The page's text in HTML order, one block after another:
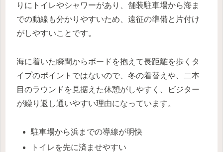
りにトイレやシャワーがあり、舗装駐車場から海ま
での動線も分かりやすいため、遠征の準備と片付け
がしやすいことです。
海に着いた瞬間からボードを抱えて長距離を歩くタ
イプのポイントではないので、冬の着替えや、二本
目のラウンドを見据えた休憩がしやすく、ビジター
が繰り返し通いやすい理由になっています。
駐車場から浜までの導線が明快
トイレを先に済ませやすい